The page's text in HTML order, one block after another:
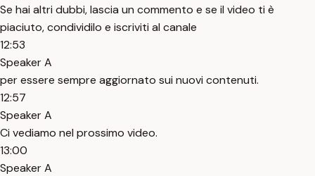
Se hai altri dubbi, lascia un commento e se il video ti è
piaciuto, condividilo e iscriviti al canale
12:53
Speaker A
per essere sempre aggiornato sui nuovi contenuti.
12:57
Speaker A
Ci vediamo nel prossimo video.
13:00
Speaker A